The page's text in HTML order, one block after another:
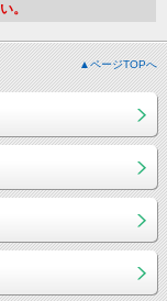
。
▲ページTOPへ